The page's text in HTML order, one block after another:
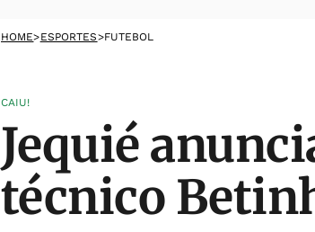
HOME>ESPORTES>FUTEBOL
CAIU!
Jequié
técnico